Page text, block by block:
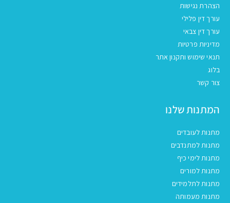
הצהרת נגישות
עורך דין פלילי
עורך דין צבאי
מדיניות פרטיות
תנאי שימוש ותקנון אתר
בלוג
צור קשר
המתנות שלנו
מתנות לעובדים
מתנות למתנדבים
מתנות לימי כיף
מתנות למורים
מתנות לתלמידים
מתנות מעמותה